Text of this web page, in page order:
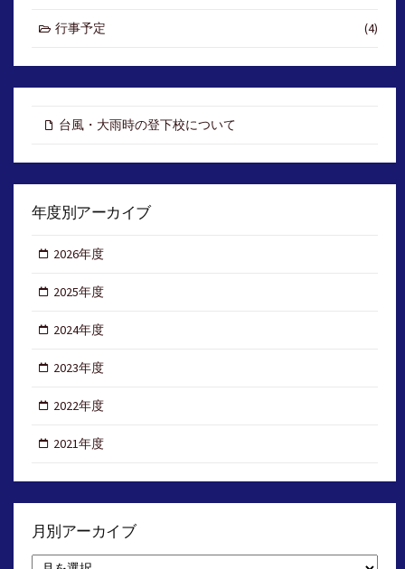
行事予定 (4)
台風・大雨時の登下校について
年度別アーカイブ
2026年度
2025年度
2024年度
2023年度
2022年度
2021年度
月別アーカイブ